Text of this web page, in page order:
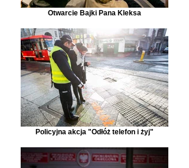
Otwarcie Bajki Pana Kleksa
Policyjna akcja "Odłóż telefon i żyj"